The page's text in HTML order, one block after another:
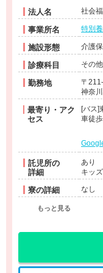
法人名 社会
事業所名 特別
施設形態 介護
診療科目 その他
勤務地
〒
神奈
最寄り・アク
セス
[バス]
車徒
託児所の
詳細
あり
キッ
寮の詳細 なし
もっと見る